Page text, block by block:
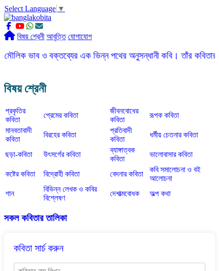
Select Language ▼
বিষয় শ্রেনী আবৃত্তি যোগাযোগ
ও বক্তব্যের এক ভিন্ন পথের অনুসন্ধানী কবি। তাঁর
বিষয় শ্রেনী
প্রকৃতির
কবিতা
প্রেমের কবিতা
জীবনবোধের
কবিতা
রূপক কবিতা
মানবতাবাদী
কবিতা
বিরহের কবিতা
প্রতিবাদী
কবিতা
ধর্মীয় চেতনার কবিতা
ছড়া-কবিতা উৎসর্গের কবিতা
ব্যাঙ্গাত্বক
কবিতা
ভালোবাসার কবিতা
কষ্টের কবিতা বিদ্রোহী কবিতা বেদনার কবিতা
কবি সমালোচনা ও বই
আলোচনা
গান
বিভিন্ন লেখক ও কবির
বিশ্লেষণ
দেশাত্মবোধক অল্প কথা
সকল কবিতার তালিকা
কবিতা সার্চ করুন